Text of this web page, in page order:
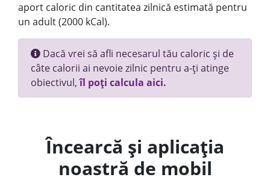
aport caloric din cantitatea zilnică estimată pentru
un adult (2000 kCal).
Dacă vrei să afli necesarul tău caloric și de
câte calorii ai nevoie zilnic pentru a-ți atinge
obiectivul,îl poți calcula aici.
Încearcă și aplicația
noastră de mobil